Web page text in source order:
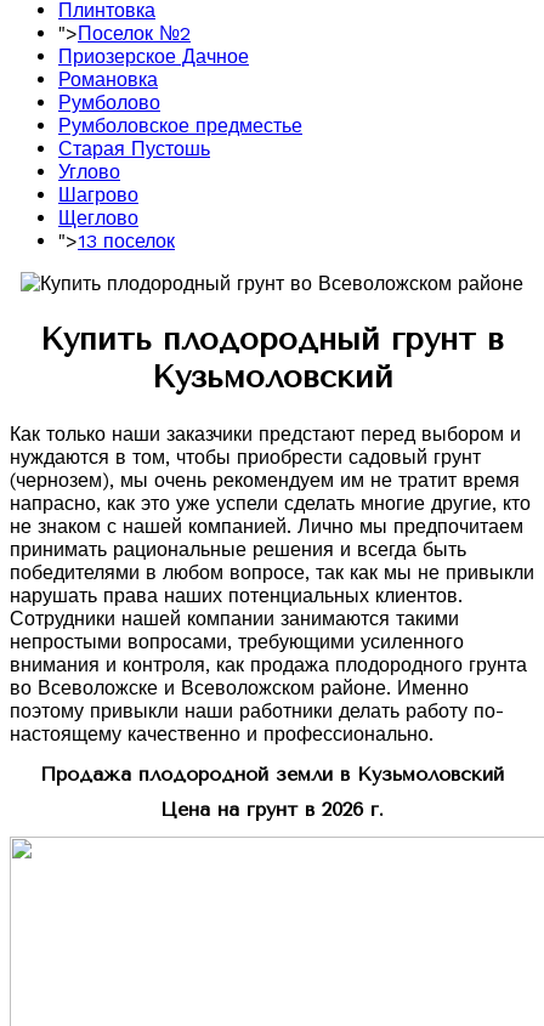
Плинтовка
">Поселок №2
Приозерское Дачное
Романовка
Румболово
Румболовское предместье
Старая Пустошь
Углово
Шагрово
Щеглово
">13 поселок
Купить плодородный грунт в
Кузьмоловский
Как только наши заказчики предстают перед выбором и
нуждаются в том, чтобы приобрести садовый грунт
(чернозем), мы очень рекомендуем им не тратит время
напрасно, как это уже успели сделать многие другие, кто
не знаком с нашей компанией. Лично мы предпочитаем
принимать рациональные решения и всегда быть
победителями в любом вопросе, так как мы не привыкли
нарушать права наших потенциальных клиентов.
Сотрудники нашей компании занимаются такими
непростыми вопросами, требующими усиленного
внимания и контроля, как продажа плодородного грунта
во Всеволожске и Всеволожском районе. Именно
поэтому привыкли наши работники делать работу по-
настоящему качественно и профессионально.
Продажа плодородной земли в Кузьмоловский
Цена на грунт в 2026 г.